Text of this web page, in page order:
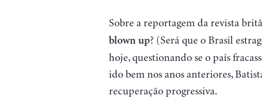
Sobre a reportagem da revista
blown up? (Será que o Brasil
hoje, questionando se o país
ido bem nos anos anteriores,
recuperação progressiva.